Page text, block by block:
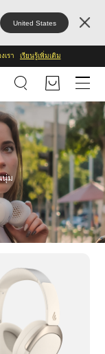
United States
เรา เรียนรู้เพิ่มเติม
นุ่ม